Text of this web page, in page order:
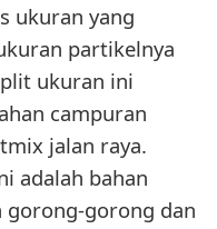
ukuran yang
partikelnya
ukuran ini
campuran
jalan raya.
adalah bahan
gorong-gorong dan